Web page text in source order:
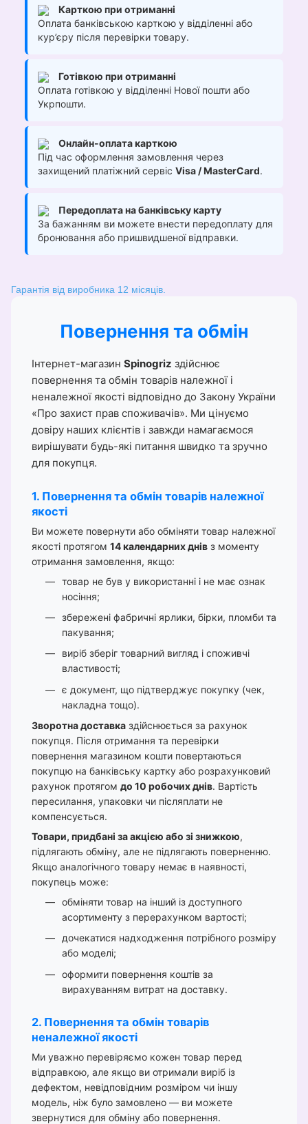
Карткою при отриманні
Оплата банківською карткою у відділенні або
кур’єру після перевірки товару.
Готівкою при отриманні
Оплата готівкою у відділенні Нової пошти або
Укрпошти.
Онлайн-оплата карткою
Під час оформлення замовлення через
захищений платіжний сервіс Visa / MasterCard.
Передоплата на банківську карту
За бажанням ви можете внести передоплату для
бронювання або пришвидшеної відправки.
Гарантія від виробника 12 місяців.
Повернення та обмін
Інтернет-магазин Spinogriz здійснює
повернення та обмін товарів належної і
неналежної якості відповідно до Закону України
«Про захист прав споживачів». Ми цінуємо
довіру наших клієнтів і завжди намагаємося
вирішувати будь-які питання швидко та зручно
для покупця.
1. Повернення та обмін товарів належної
якості
Ви можете повернути або обміняти товар належної
якості протягом 14 календарних днів з моменту
отримання замовлення, якщо:
товар не був у використанні і не має ознак
носіння;
збережені фабричні ярлики, бірки, пломби та
пакування;
виріб зберіг товарний вигляд і споживчі
властивості;
є документ, що підтверджує покупку (чек,
накладна тощо).
Зворотна доставка здійснюється за рахунок
покупця. Після отримання та перевірки
повернення магазином кошти повертаються
покупцю на банківську картку або розрахунковий
рахунок протягом до 10 робочих днів. Вартість
пересилання, упаковки чи післяплати не
компенсується.
Товари, придбані за акцією або зі знижкою,
підлягають обміну, але не підлягають поверненню.
Якщо аналогічного товару немає в наявності,
покупець може:
обміняти товар на інший із доступного
асортименту з перерахунком вартості;
дочекатися надходження потрібного розміру
або моделі;
оформити повернення коштів за
вирахуванням витрат на доставку.
2. Повернення та обмін товарів
неналежної якості
Ми уважно перевіряємо кожен товар перед
відправкою, але якщо ви отримали виріб із
дефектом, невідповідним розміром чи іншу
модель, ніж було замовлено — ви можете
звернутися для обміну або повернення.